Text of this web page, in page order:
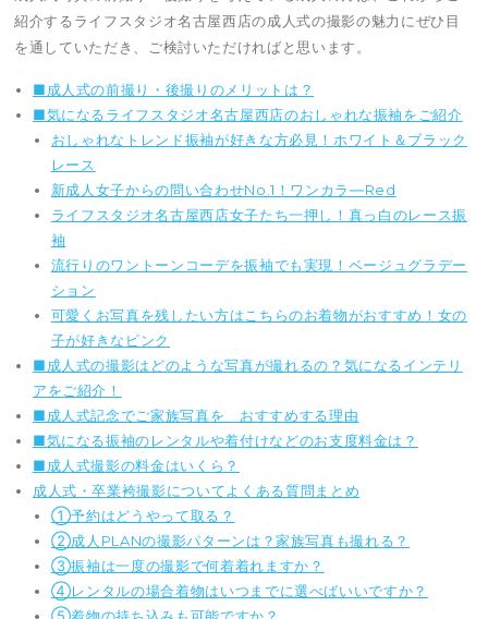
紹介するライフスタジオ名古屋西店の成人式の撮影の魅力にぜひ目
を通していただき、ご検討いただければと思います。
■成人式の前撮り・後撮りのメリットは？
■気になるライフスタジオ名古屋西店のおしゃれな振袖をご紹介
おしゃれなトレンド振袖が好きな方必見！ホワイト＆ブラック
レース
新成人女子からの問い合わせNo.1！ワンカラ―Red
ライフスタジオ名古屋西店女子たち一押し！真っ白のレース振
袖
流行りのワントーンコーデを振袖でも実現！ベージュグラデー
ション
可愛くお写真を残したい方はこちらのお着物がおすすめ！女の
子が好きなピンク
■成人式の撮影はどのような写真が撮れるの？気になるインテリ
アをご紹介！
■成人式記念でご家族写真を おすすめする理由
■気になる振袖のレンタルや着付けなどのお支度料金は？
■成人式撮影の料金はいくら？
成人式・卒業袴撮影についてよくある質問まとめ
①予約はどうやって取る？
②成人PLANの撮影パターンは？家族写真も撮れる？
③振袖は一度の撮影で何着着れますか？
④レンタルの場合着物はいつまでに選べばいいですか？
⑤着物の持ち込みも可能ですか？